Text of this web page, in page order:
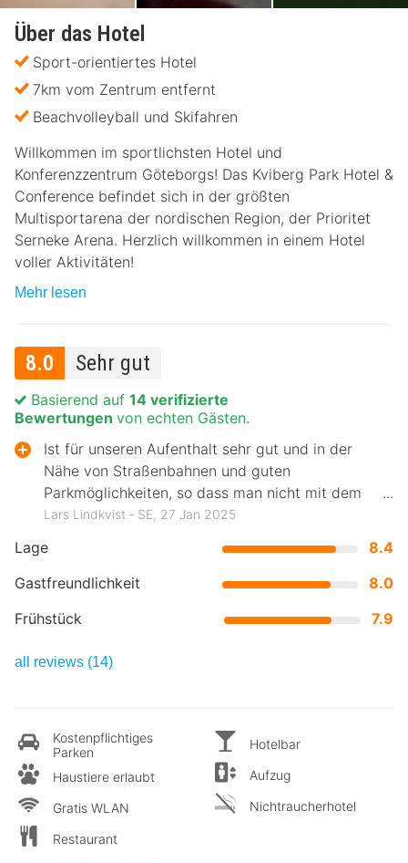
Über das Hotel
Sport-orientiertes Hotel
7km vom Zentrum entfernt
Beachvolleyball und Skifahren
Willkommen im sportlichsten Hotel und
Konferenzzentrum Göteborgs! Das Kviberg Park Hotel &
Conference befindet sich in der größten
Multisportarena der nordischen Region, der Prioritet
Serneke Arena. Herzlich willkommen in einem Hotel
voller Aktivitäten!
Mehr lesen
8.0 Sehr gut
Lage
8.4
Gastfreundlichkeit
8.0
Frühstück
7.9
Basierend auf 14 verifizierte
Bewertungen von echten Gästen.
Ist für unseren Aufenthalt sehr gut und in der
Nähe von Straßenbahnen und guten
Parkmöglichkeiten, so dass man nicht mit dem
Auto ins Zentrum fahren muss.
Lars Lindkvist ‐ SE, 27 Jan 2025
all reviews (14)
Kostenpflichtiges
Parken
Haustiere erlaubt
Gratis WLAN
Restaurant
Hotelbar
Aufzug
Nichtraucherhotel